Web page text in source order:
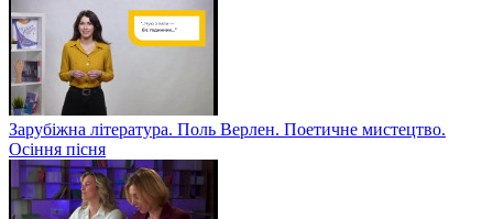
Зарубіжна література. Поль Верлен. Поетичне мистецтво.
Осіння пісня